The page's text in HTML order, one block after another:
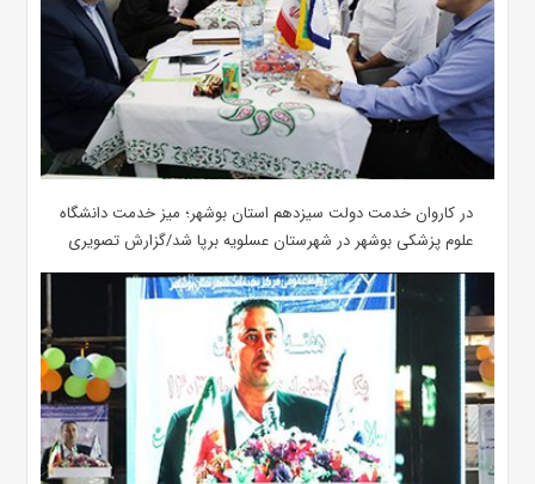
در کاروان خدمت دولت سیزدهم استان بوشهر؛ میز خدمت دانشگاه
علوم پزشکی بوشهر در شهرستان عسلویه برپا شد/گزارش تصویری